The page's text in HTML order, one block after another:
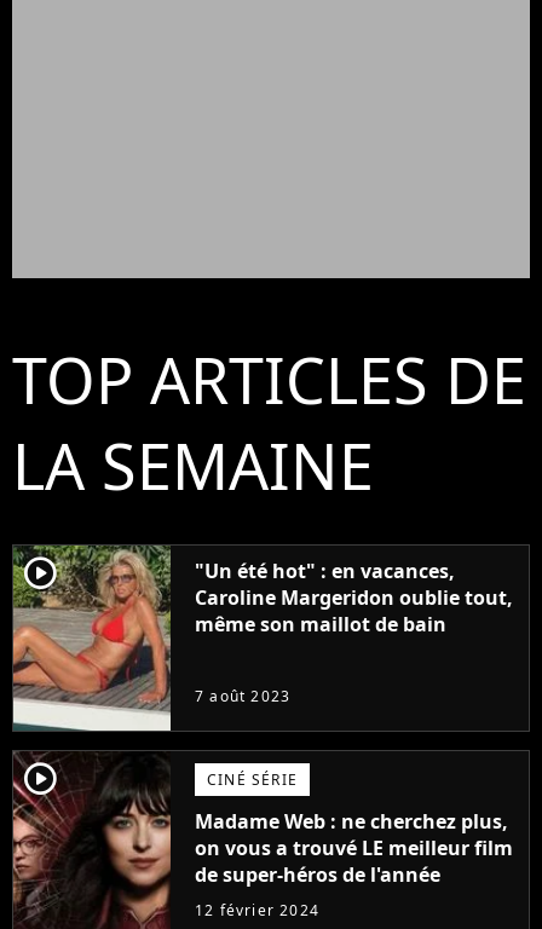
TOP ARTICLES DE
LA SEMAINE
player2
"Un été hot" : en vacances,
Caroline Margeridon oublie tout,
même son maillot de bain
7 août 2023
player2 CINÉ SÉRIE
Madame Web : ne cherchez plus,
on vous a trouvé LE meilleur film
de super-héros de l'année
12 février 2024